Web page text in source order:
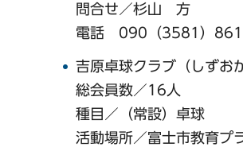
問合せ／杉山 方
電話 090（3581）
吉原卓球クラブ（しずお
総会員数／16人
種目／（常設）卓球
活動場所／富士市教育プ